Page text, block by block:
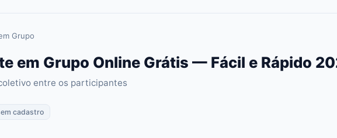
Grupo
em Grupo Online Grátis — Fácil e Rápido
entre os participantes
cadastro